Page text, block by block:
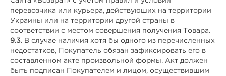
перевозчика или курьера, действуюших на территории
Украины или на территории другой страны в
соответствии с местом совершения получения Товара.
9.3. В случае наличия хотя бы одного из перечисленных
недостатков, Покупатель обязан зафиксировать его в
составленном акте произвольной формы. Акт должен
быть подписан Покупателем и лицом, осуществившим